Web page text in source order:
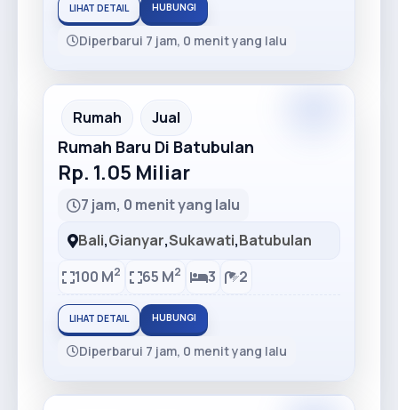
LIHAT DETAIL HUBUNGI
Diperbarui 7 jam, 0 menit yang lalu
Rumah Jual
Rumah Baru Di Batubulan
Rp. 1.05 Miliar
7 jam, 0 menit yang lalu
Bali,Gianyar,Sukawati,Batubulan
100 M2 65 M2 3 2
LIHAT DETAIL HUBUNGI
Diperbarui 7 jam, 0 menit yang lalu